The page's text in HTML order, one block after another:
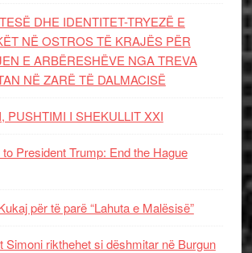
DHE IDENTITET-TRYEZË E
NË OSTROS TË KRAJËS PËR
E ARBËRESHËVE NGA TREVA
NË ZARË TË DALMACISË
PUSHTIMI I SHEKULLIT XXI
to President Trump: End the Hague
për të parë “Lahuta e Malësisë”
Simoni rikthehet si dëshmitar në Burgun